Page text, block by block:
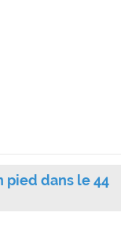
pied dans le 44